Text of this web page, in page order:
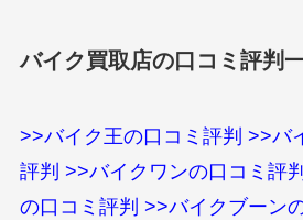
バイク買取店の口コミ評判
>>バイク王の口コミ評判 >>バ
評判 >>バイクワンの口コミ評判
の口コミ評判 >>バイクブーン